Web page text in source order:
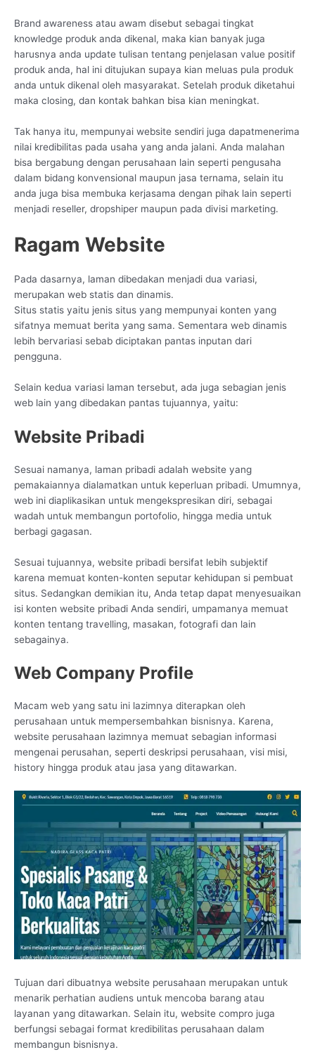
Brand awareness atau awam disebut sebagai tingkat
knowledge produk anda dikenal, maka kian banyak juga
harusnya anda update tulisan tentang penjelasan value positif
produk anda, hal ini ditujukan supaya kian meluas pula produk
anda untuk dikenal oleh masyarakat. Setelah produk diketahui
maka closing, dan kontak bahkan bisa kian meningkat.
Tak hanya itu, mempunyai website sendiri juga dapatmenerima
nilai kredibilitas pada usaha yang anda jalani. Anda malahan
bisa bergabung dengan perusahaan lain seperti pengusaha
dalam bidang konvensional maupun jasa ternama, selain itu
anda juga bisa membuka kerjasama dengan pihak lain seperti
menjadi reseller, dropshiper maupun pada divisi marketing.
Ragam Website
Pada dasarnya, laman dibedakan menjadi dua variasi,
merupakan web statis dan dinamis.
Situs statis yaitu jenis situs yang mempunyai konten yang
sifatnya memuat berita yang sama. Sementara web dinamis
lebih bervariasi sebab diciptakan pantas inputan dari
pengguna.
Selain kedua variasi laman tersebut, ada juga sebagian jenis
web lain yang dibedakan pantas tujuannya, yaitu:
Website Pribadi
Sesuai namanya, laman pribadi adalah website yang
pemakaiannya dialamatkan untuk keperluan pribadi. Umumnya,
web ini diaplikasikan untuk mengekspresikan diri, sebagai
wadah untuk membangun portofolio, hingga media untuk
berbagi gagasan.
Sesuai tujuannya, website pribadi bersifat lebih subjektif
karena memuat konten-konten seputar kehidupan si pembuat
situs. Sedangkan demikian itu, Anda tetap dapat menyesuaikan
isi konten website pribadi Anda sendiri, umpamanya memuat
konten tentang travelling, masakan, fotografi dan lain
sebagainya.
Web Company Profile
Macam web yang satu ini lazimnya diterapkan oleh
perusahaan untuk mempersembahkan bisnisnya. Karena,
website perusahaan lazimnya memuat sebagian informasi
mengenai perusahan, seperti deskripsi perusahaan, visi misi,
history hingga produk atau jasa yang ditawarkan.
Tujuan dari dibuatnya website perusahaan merupakan untuk
menarik perhatian audiens untuk mencoba barang atau
layanan yang ditawarkan. Selain itu, website compro juga
berfungsi sebagai format kredibilitas perusahaan dalam
membangun bisnisnya.